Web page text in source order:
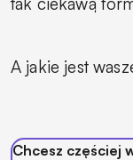
A jakie jest
Chcesz częściej